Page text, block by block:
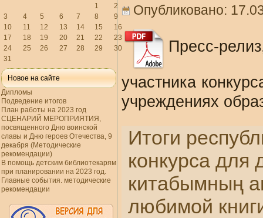
1
2
3
4 5 6 7 8
9
10
11 12 13 14 15
16
17
18 19 20 21 22
23
24
25 26 27 28 29
30
31
Новое на сайте
Дипломы
Подведение итогов
План работы на 2023 год
СЦЕНАРИЙ МЕРОПРИЯТИЯ,
посвященного Дню воинской
славы и Дню героев Отечества, 9
декабря (Методические
рекомендации)
В помощь детским библиотекарям
при планировании на 2023 год.
Главные события. методические
рекомендации
Опубликовано:
Пресс-
участника
учреждениях
Итоги
конкурса для
китабымның
любимой